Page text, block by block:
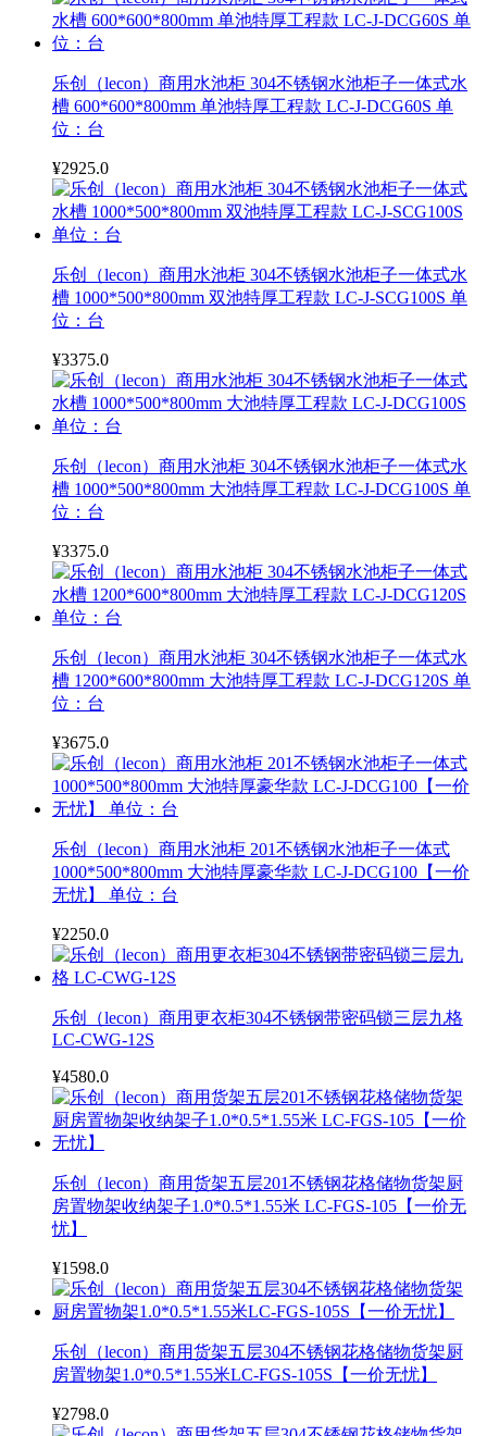
乐创（lecon）商用水池柜 304不锈钢水池柜子一体式水
槽 600*600*800mm 单池特厚工程款 LC-J-DCG60S 单
位：台
¥2925.0
乐创（lecon）商用水池柜 304不锈钢水池柜子一体式水
槽 1000*500*800mm 双池特厚工程款 LC-J-SCG100S 单
位：台
¥3375.0
乐创（lecon）商用水池柜 304不锈钢水池柜子一体式水
槽 1000*500*800mm 大池特厚工程款 LC-J-DCG100S 单
位：台
¥3375.0
乐创（lecon）商用水池柜 304不锈钢水池柜子一体式水
槽 1200*600*800mm 大池特厚工程款 LC-J-DCG120S 单
位：台
¥3675.0
乐创（lecon）商用水池柜 201不锈钢水池柜子一体式
1000*500*800mm 大池特厚豪华款 LC-J-DCG100【一价
无忧】 单位：台
¥2250.0
乐创（lecon）商用更衣柜304不锈钢带密码锁三层九格
LC-CWG-12S
¥4580.0
乐创（lecon）商用货架五层201不锈钢花格储物货架厨
房置物架收纳架子1.0*0.5*1.55米 LC-FGS-105【一价无
忧】
¥1598.0
乐创（lecon）商用货架五层304不锈钢花格储物货架厨
房置物架1.0*0.5*1.55米LC-FGS-105S【一价无忧】
¥2798.0